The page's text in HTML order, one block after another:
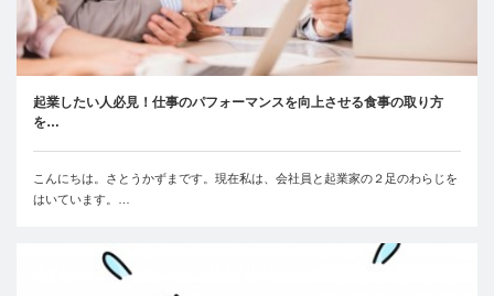
起業したい人必見！仕事のパフォーマンスを向上させる食事の取り方
を…
こんにちは。さとうかずまです。現在私は、会社員と起業家の２足のわらじを
はいています。…